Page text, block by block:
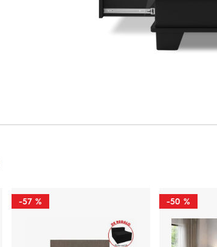
-57 % -50 %